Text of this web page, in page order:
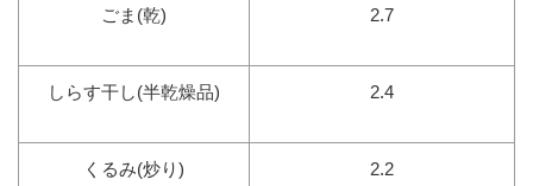
ごま(乾) 2.7
しらす干し(半乾燥品) 2.4
くるみ(炒り) 2.2